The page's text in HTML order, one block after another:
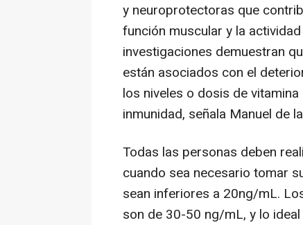
y neuroprotectoras que
función muscular y la
investigaciones demuestran
están asociados con el
los niveles o dosis de
inmunidad, señala Manuel de
Todas las personas deben
cuando sea necesario tomar
sean inferiores a 20ng/mL.
son de 30-50 ng/mL, y lo